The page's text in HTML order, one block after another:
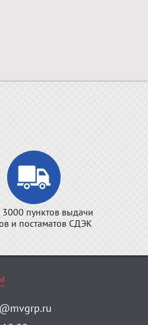
3000 пунктов выдачи
и постаматов СДЭК